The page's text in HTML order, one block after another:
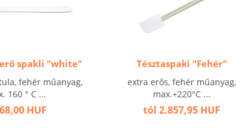
spakli "white"
fehér műanyag,
160 ° C ...
HUF
Tésztaspaki "Fehér"
extra erős, fehér műanyag,
max.+220°C ...
tól 2.857,95 HUF